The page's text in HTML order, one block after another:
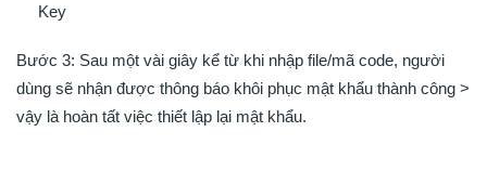
Key
Bước 3: Sau một vài giây kể từ khi nhập file/mã code, người
dùng sẽ nhận được thông báo khôi phục mật khẩu thành công >
vậy là hoàn tất việc thiết lập lại mật khẩu.